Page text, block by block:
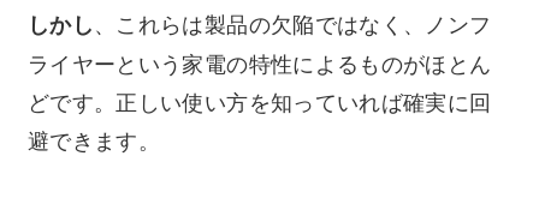
しかし、これらは製品の欠陥ではなく、ノンフ
ライヤーという家電の特性によるものがほとん
どです。正しい使い方を知っていれば確実に回
避できます。